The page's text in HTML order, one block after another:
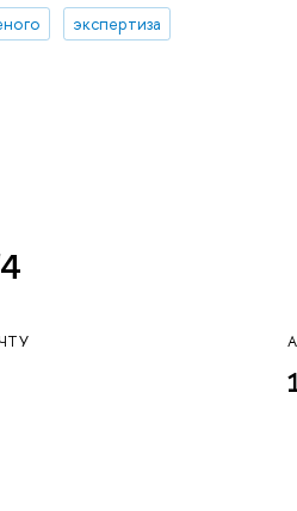
экспертиза